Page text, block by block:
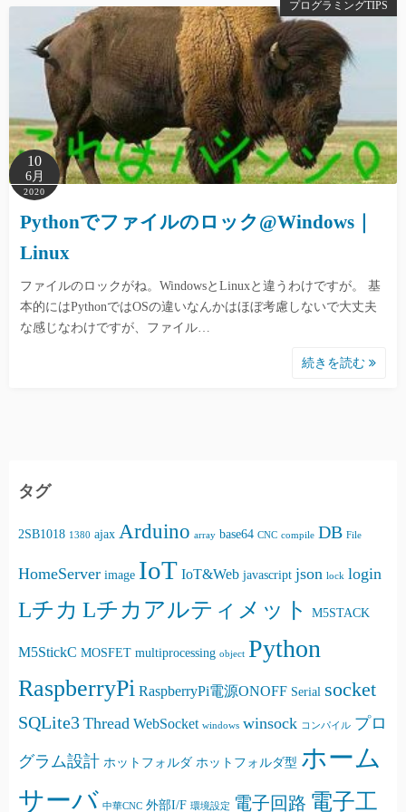
プログラミングTIPS
10
6月
2020
Pythonでファイルのロック@Windows｜
Linux
ファイルのロックがね。WindowsとLinuxと違うわけですが。 基
本的にはPythonではOSの違いなんかはほぼ考慮しないで大丈夫
な感じなわけですが、ファイル…
続きを読む
タグ
2SB1018 1380 ajax Arduino array base64 CNC compile DB File
HomeServer image IoT IoT&Web javascript json lock login
Lチカ Lチカアルティメット M5STACK
M5StickC MOSFET multiprocessing object Python
RaspberryPi RaspberryPi電源ONOFF Serial socket
SQLite3 Thread WebSocket windows winsock コンパイル プロ
グラム設計 ホットフォルダ ホットフォルダ型 ホーム
サーバ 中華CNC 外部I/F 環境設定 電子回路 電子工